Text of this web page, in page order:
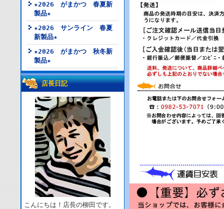
★2026 がまかつ 春夏新
製品★
★2026 サンライン 春夏
新製品★
★2026 がまかつ 秋冬新
製品★
店長日記
こんにちは！店長の柳田です。